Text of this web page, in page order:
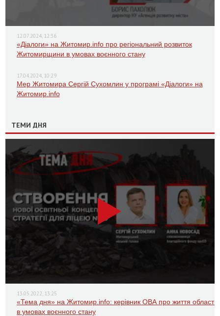
12.07.2024, 12:36
«Діалоги» на Житомир.info про регіональний розвиток
Житомирщини в умовах воєнного стану
17.04.2024, 10:29
Мер Житомира Сергій Сухомлин у програмі «Діалоги» на
Житомир.info
ТЕМИ ДНЯ
13.05.2022, 13:25
«Тема дня» на Житомир.info: керівник ОВА про життя області
в умовах воєнного стану